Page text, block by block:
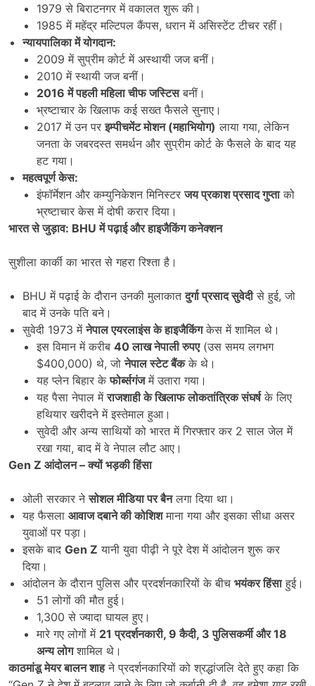
1979 से बिराटनगर में वकालत शुरू की।
1985 में महेंद्र मल्टिपल कैंपस, धरान में असिस्टेंट टीचर रहीं।
न्यायपालिका में योगदान:
2009 में सुप्रीम कोर्ट में अस्थायी जज बनीं।
2010 में स्थायी जज बनीं।
2016में पहली महिला चीफ जस्टिसबनीं।
भ्रष्टाचार के खिलाफ कई सख्त फैसले सुनाए।
2017 में उन परइम्पीचमेंट मोशन (महाभियोग) लाया गया, लेकिन
जनता के जबरदस्त समर्थन और सुप्रीम कोर्ट के फैसले के बाद यह
हट गया।
महत्वपूर्ण केस:
इंफॉर्मेशन और कम्युनिकेशन मिनिस्टरजय प्रकाश प्रसाद गुप्ताको
भ्रष्टाचार केस में दोषी करार दिया।
भारत से जुड़ाव: BHUमें पढ़ाई और हाइजैकिंग कनेक्शन
सुशीला कार्की का भारत से गहरा रिश्ता है।
BHU में पढ़ाई के दौरान उनकी मुलाकातदुर्गा प्रसाद सुवेदीसे हुई, जो
बाद में उनके पति बने।
सुवेदी 1973 मेंनेपाल एयरलाइंस के हाइजैकिंगकेस में शामिल थे।
इस विमान में करीब 40लाख नेपाली रुपए(उस समय लगभग
$400,000) थे, जोनेपाल स्टेट बैंकके थे।
यह प्लेन बिहार केफोर्ब्सगंजमें उतारा गया।
यह पैसा नेपाल मेंराजशाही के खिलाफ लोकतांत्रिक संघर्षके लिए
हथियार खरीदने में इस्तेमाल हुआ।
सुवेदी और अन्य साथियों को भारत में गिरफ्तार कर 2 साल जेल में
रखा गया, बाद में वे नेपाल लौट आए।
Gen Z आंदोलन–क्यों भड़की हिंसा
ओली सरकार नेसोशल मीडिया पर बैनलगा दिया था।
यह फैसला आवाज दबाने की कोशिशमाना गया और इसका सीधा असर
युवाओं पर पड़ा।
इसके बाद Gen Z यानी युवा पीढ़ी ने पूरे देश में आंदोलन शुरू कर
दिया।
आंदोलन के दौरान पुलिस और प्रदर्शनकारियों के बीच भयंकर हिंसाहुई।
51 लोगों की मौत हुई।
1,300 से ज्यादा घायल हुए।
मारे गए लोगों में 21प्रदर्शनकारी, 9कैदी, 3पुलिसकर्मी और18
अन्य लोगशामिल थे।
काठमांडू मेयर बालन शाहने प्रदर्शनकारियों को श्रद्धांजलि देते हुए कहा कि